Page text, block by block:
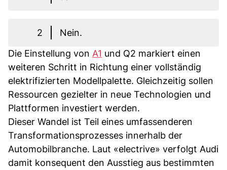
2
Nein.
Die Einstellung von A1 und Q2 markiert einen
weiteren Schritt in Richtung einer vollständig
elektrifizierten Modellpalette. Gleichzeitig sollen
Ressourcen gezielter in neue Technologien und
Plattformen investiert werden.
Dieser Wandel ist Teil eines umfassenderen
Transformationsprozesses innerhalb der
Automobilbranche. Laut «electrive» verfolgt Audi
damit konsequent den Ausstieg aus bestimmten